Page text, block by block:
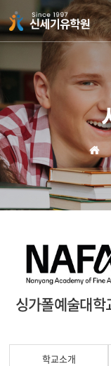
주메뉴 바로가기
컨텐츠 바로가기
싱가폴예술대
학교소개